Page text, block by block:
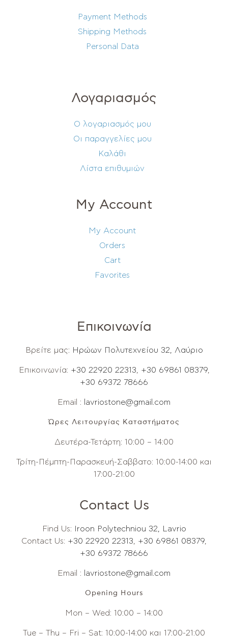
Payment Methods
Shipping Methods
Personal Data
Λογαριασμός
Ο λογαριασμός μου
Οι παραγγελίες μου
Καλάθι
Λίστα επιθυμιών
My Account
My Account
Orders
Cart
Favorites
Επικοινωνία
Βρείτε μας: Ηρώων Πολυτεχνείου 32, Λαύριο
Επικοινωνία: +30 22920 22313, +30 69861 08379,
+30 69372 78666
Email : lavriostone@gmail.com
Ώρες Λειτουργίας Καταστήματος
Δευτέρα-Τετάρτη: 10:00 – 14:00
Τρίτη-Πέμπτη-Παρασκευή-Σαββατο: 10:00-14:00 και
17:00-21:00
Contact Us
Find Us:
Iroon Polytechniou 32, Lavrio
Contact Us: +30 22920 22313, +30 69861 08379,
+30 69372 78666
Email : lavriostone@gmail.com
Opening Hours
Mon – Wed: 10:00 – 14:00
Tue – Thu – Fri – Sat: 10:00-14:00 και 17:00-21:00